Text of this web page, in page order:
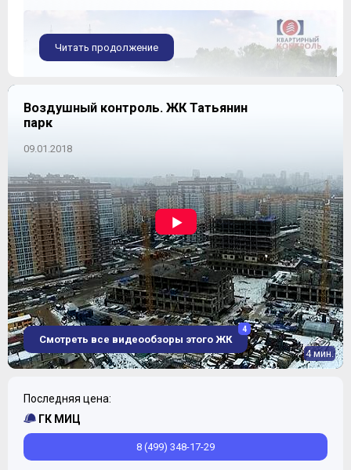
соседние дачные поселки и СНТ не мешают
наслаждаться пейзажами и перспективами,
открывающимися не только с верхних этажей домов.
А вообще, расположение ЖК можно охарактеризовать
просто – это самый близкий к Москве, ограниченной
кольцевой дорогой, Жилой Комплекс на территории
присоединенных к столице земель.
Читать продолжение
Воздушный контроль. ЖК Татьянин
парк
09.01.2018
4 мин.
Смотреть все видеообзоры этого ЖК
4
Последняя цена:
ГК МИЦ
8 (499) 348-17-29